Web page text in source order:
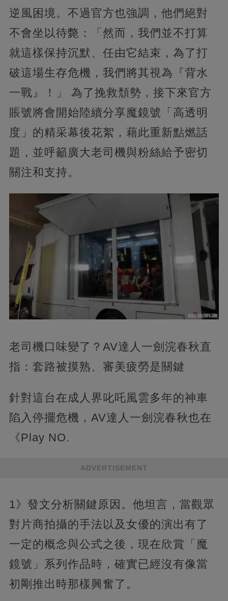
逆風困境。不過官方也強調，他們絕對
不會坐以待斃：「然而，我們並不打算
就這樣保持沉默、任由它結束，為了打
破這場生存危機，我們將其視為『背水
一戰』！」 為了挽救頹勢，接下來官方
賬號將會開始陸續分享魔鏡號「高透明
度」的精采幕後花絮，藉此重新點燃話
題，並呼籲廣大老司機與粉絲給予密切
關注和支持。
老司機口味變了？AV達人一劍浣春秋直
指：套路被摸熟、審美疲勞是關鍵
針對這台在成人界叱吒風雲多年的神車
陷入停擺危機，AV達人一劍浣春秋也在
《Play NO.
ADVERTISEMENT
1》發文分析關鍵原因。他坦言，當觀眾
對片商拍攝的手法以及女優的演出有了
一定的概念與公式之後，現在欣賞「魔
鏡號」系列作品時，確實已經沒有像當
初剛推出時那樣興奮了。